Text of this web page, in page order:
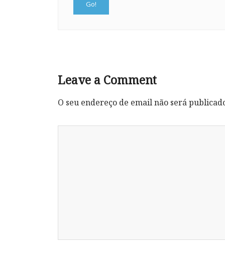
Leave a Comment
O seu endereço de email não será